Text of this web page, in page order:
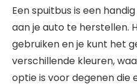
Een spuitbus is een
aan je auto te herstellen.
gebruiken en je kunt het
verschillende kleuren,
optie is voor degenen die